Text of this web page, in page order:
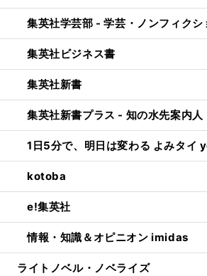
集英社学芸部 - 学芸・ノンフィクシ
集英社ビジネス書
集英社新書
集英社新書プラス - 知の水先案内人
1日5分で、明日は変わる よみタイ
kotoba
e!集英社
情報・知識＆オピニオン imidas
ライトノベル・ノベライズ